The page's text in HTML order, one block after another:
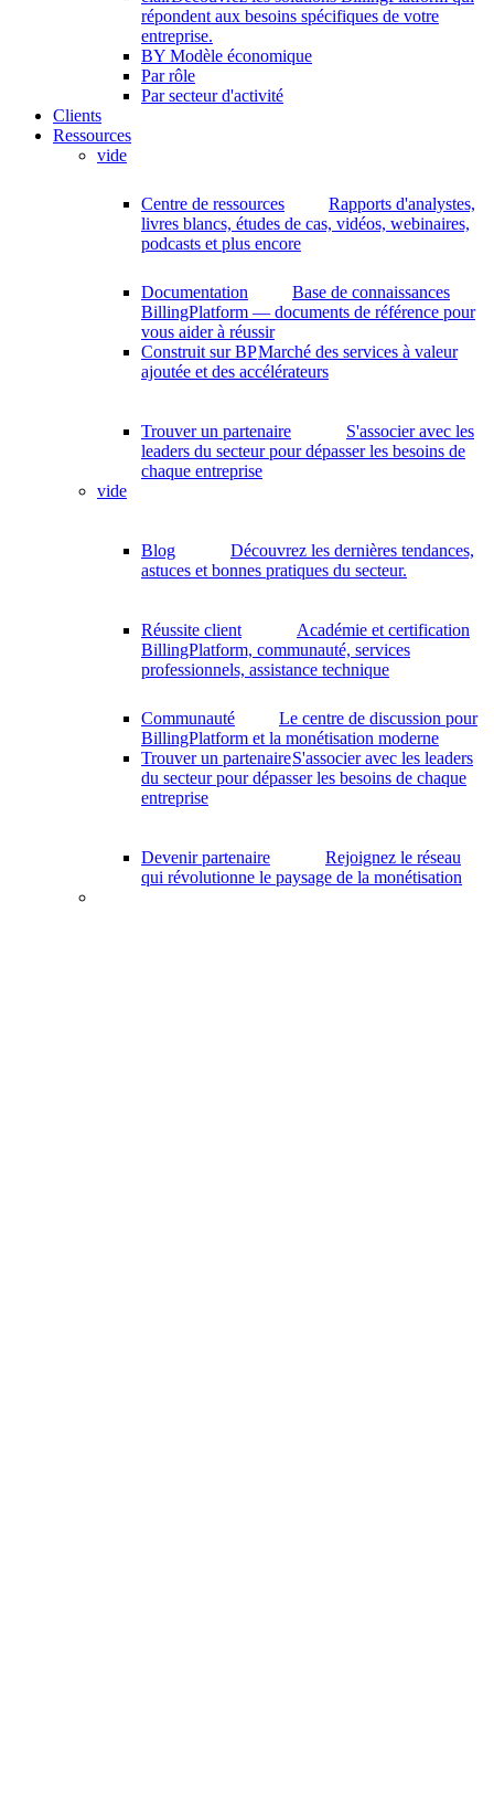
répondent aux besoins spécifiques de votre
entreprise.
BY Modèle économique
Par rôle
Par secteur d'activité
Clients
Ressources
vide
Centre de ressources
Rapports d'analystes,
livres blancs, études de cas, vidéos, webinaires,
podcasts et plus encore
Documentation
Base de connaissances
BillingPlatform — documents de référence pour
vous aider à réussir
Construit sur BPMarché des services à valeur
ajoutée et des accélérateurs
Trouver un partenaire
S'associer avec les
leaders du secteur pour dépasser les besoins de
chaque entreprise
vide
Blog
Découvrez les dernières tendances,
astuces et bonnes pratiques du secteur.
Réussite client
Académie et certification
BillingPlatform, communauté, services
professionnels, assistance technique
Communauté
Le centre de discussion pour
BillingPlatform et la monétisation moderne
Trouver un partenaireS'associer avec les leaders
du secteur pour dépasser les besoins de chaque
entreprise
Devenir partenaire
Rejoignez le réseau
qui révolutionne le paysage de la monétisation